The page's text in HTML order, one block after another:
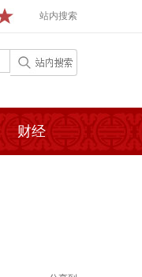
站内搜索
财经